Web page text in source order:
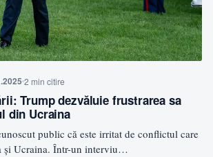
2 min citire
Trump dezvăluie frustrarea sa
din Ucraina
public că este irritat de conflictul care
și Ucraina. Într-un interviu…